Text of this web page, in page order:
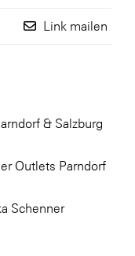
Link mailen
Outlets Parndorf
Schenner